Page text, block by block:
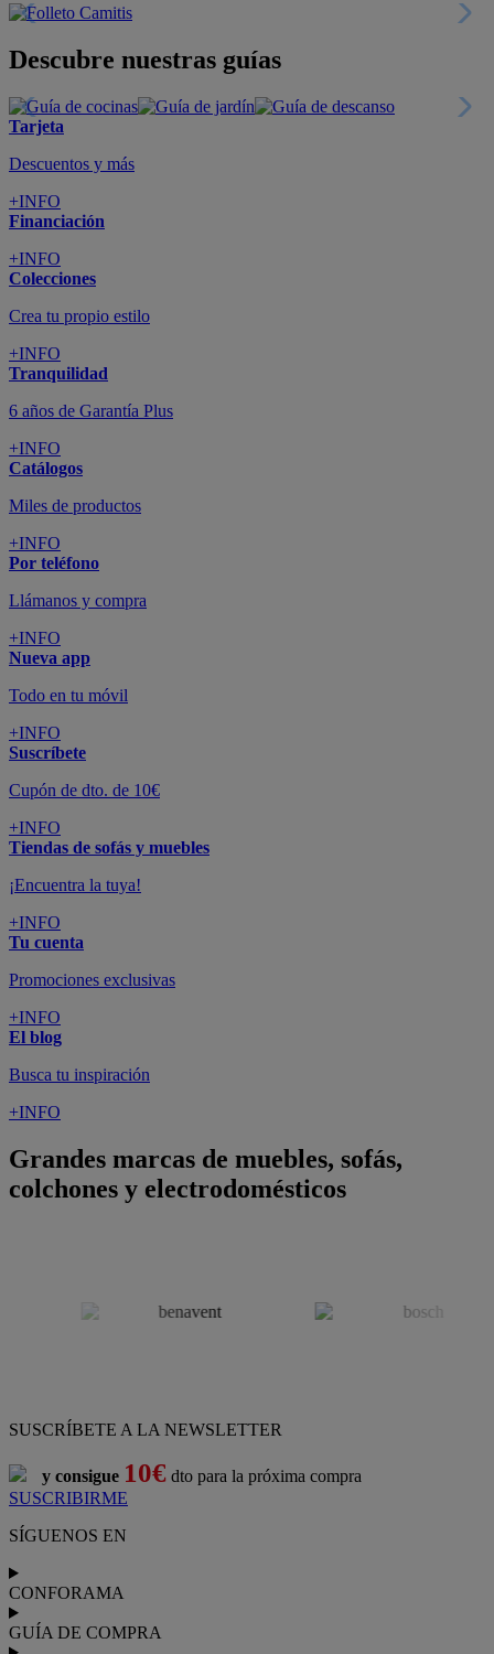
Descubre nuestras guías
Tarjeta
Descuentos y más
+INFO
Financiación
+INFO
Colecciones
Crea tu propio estilo
+INFO
Tranquilidad
6 años de Garantía Plus
+INFO
Catálogos
Miles de productos
+INFO
Por teléfono
Llámanos y compra
+INFO
Nueva app
Todo en tu móvil
+INFO
Suscríbete
Cupón de dto. de 10€
+INFO
Tiendas de sofás y muebles
¡Encuentra la tuya!
+INFO
Tu cuenta
Promociones exclusivas
+INFO
El blog
Busca tu inspiración
+INFO
Grandes marcas de muebles, sofás,
colchones y electrodomésticos
SUSCRÍBETE A LA NEWSLETTER
y consigue 10€ dto para la próxima compra
SUSCRIBIRME
SÍGUENOS EN
CONFORAMA
GUÍA DE COMPRA